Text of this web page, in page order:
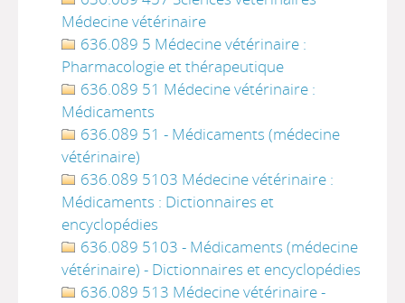
Médecine vétérinaire
636.089 5 Médecine vétérinaire :
Pharmacologie et thérapeutique
636.089 51 Médecine vétérinaire :
Médicaments
636.089 51 - Médicaments (médecine
vétérinaire)
636.089 5103 Médecine vétérinaire :
Médicaments : Dictionnaires et
encyclopédies
636.089 5103 - Médicaments (médecine
vétérinaire) - Dictionnaires et encyclopédies
636.089 513 Médecine vétérinaire -